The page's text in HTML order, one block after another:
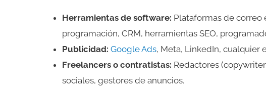
Herramientas de software: Plataformas de
programación, CRM, herramientas SEO,
Publicidad: Google Ads, Meta, LinkedIn, cualquier
Freelancers o contratistas: Redactores
sociales, gestores de anuncios.